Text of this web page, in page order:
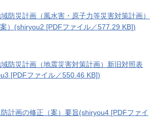
防災計画（風水害・原子力等災害対策計画）
）(shiryou2 [PDFファイル／577.29 KB])
防災計画（地震災害対策計画）新旧対照表
[PDFファイル／550.46 KB])
計画の修正（案）要旨(shiryou4 [PDFファイ